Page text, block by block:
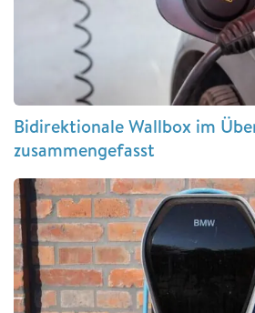
Bidirektionale Wallbox im
zusammengefasst